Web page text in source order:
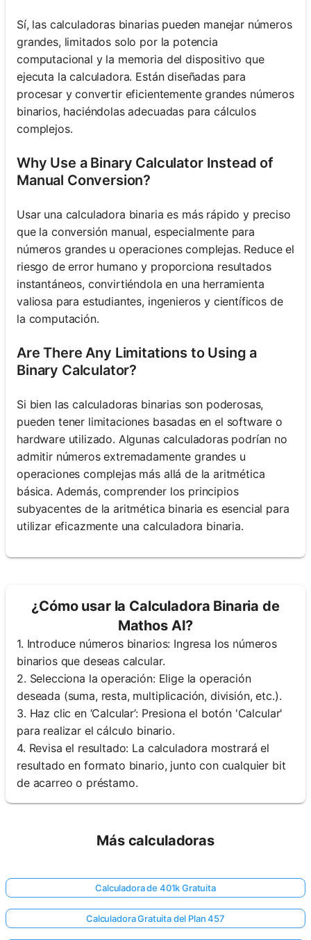
Sí, las calculadoras binarias pueden manejar números
grandes, limitados solo por la potencia
computacional y la memoria del dispositivo que
ejecuta la calculadora. Están diseñadas para
procesar y convertir eficientemente grandes números
binarios, haciéndolas adecuadas para cálculos
complejos.
Why Use a Binary Calculator Instead of
Manual Conversion?
Usar una calculadora binaria es más rápido y preciso
que la conversión manual, especialmente para
números grandes u operaciones complejas. Reduce el
riesgo de error humano y proporciona resultados
instantáneos, convirtiéndola en una herramienta
valiosa para estudiantes, ingenieros y científicos de
la computación.
Are There Any Limitations to Using a
Binary Calculator?
Si bien las calculadoras binarias son poderosas,
pueden tener limitaciones basadas en el software o
hardware utilizado. Algunas calculadoras podrían no
admitir números extremadamente grandes u
operaciones complejas más allá de la aritmética
básica. Además, comprender los principios
subyacentes de la aritmética binaria es esencial para
utilizar eficazmente una calculadora binaria.
¿Cómo usar la Calculadora Binaria de
Mathos AI?
1. Introduce números binarios: Ingresa los números
binarios que deseas calcular.
2. Selecciona la operación: Elige la operación
deseada (suma, resta, multiplicación, división, etc.).
3. Haz clic en ‘Calcular’: Presiona el botón 'Calcular'
para realizar el cálculo binario.
4. Revisa el resultado: La calculadora mostrará el
resultado en formato binario, junto con cualquier bit
de acarreo o préstamo.
Más calculadoras
Calculadora de 401k Gratuita
Calculadora Gratuita del Plan 457